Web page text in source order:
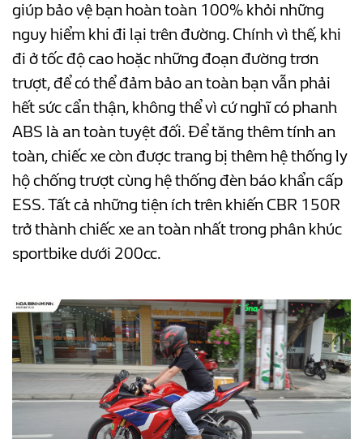
giúp bảo vệ bạn hoàn toàn 100% khỏi những
nguy hiểm khi đi lại trên đường. Chính vì thế, khi
đi ở tốc độ cao hoặc những đoạn đường trơn
trượt, để có thể đảm bảo an toàn bạn vẫn phải
hết sức cẩn thận, không thể vì cứ nghĩ có phanh
ABS là an toàn tuyệt đối. Để tăng thêm tính an
toàn, chiếc xe còn được trang bị thêm hệ thống ly
hộ chống trượt cùng hệ thống đèn báo khẩn cấp
ESS. Tất cả những tiện ích trên khiến CBR 150R
trở thành chiếc xe an toàn nhất trong phân khúc
sportbike dưới 200cc.